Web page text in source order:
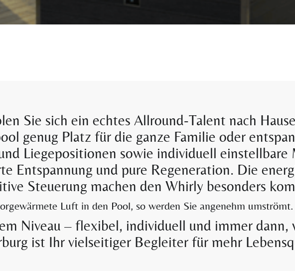
Sie sich ein echtes Allround-Talent nach
genug Platz für die ganze Familie oder
Liegepositionen sowie individuell einstellbare
Entspannung und pure Regeneration. Die
Steuerung machen den Whirly besonders
Luft in den Pool, so werden Sie angenehm umströmt.
Niveau – flexibel, individuell und immer dann,
ist Ihr vielseitiger Begleiter für mehr